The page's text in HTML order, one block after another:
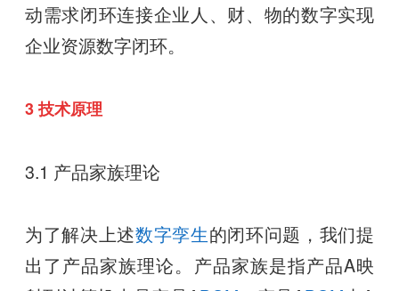
动需求闭环连接企业人、财、物的数字实现
企业资源数字闭环。
3 技术原理
3.1 产品家族理论
为了解决上述数字孪生的闭环问题，我们提
出了产品家族理论。产品家族是指产品A映